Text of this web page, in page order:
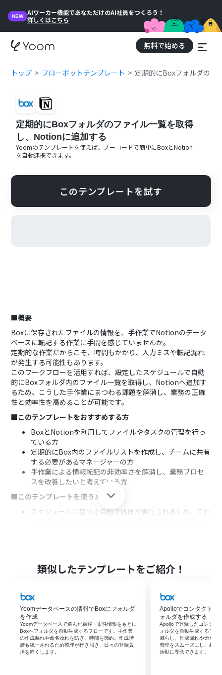
NEW
AIワーカー機能であなただけのAI社員をつくろう！
詳しくはこちら
無料で始める
トップ フローボットテンプレート 定期的にBoxフォルダのフ
定期的にBoxフォルダのファイル一覧を取得
し、Notionに追加する
Yoomのテンプレートを使えば、ノーコードで簡単にBoxとNotion
を自動連携できます。
このテンプレートを試す
■概要
Boxに保存されたファイルの情報を、手作業でNotionのデータ
ベースに転記する作業に手間を感じていませんか。
定期的な作業だからこそ、時間もかかり、入力ミスや転記漏れ
が発生する可能性もあります。
このワークフローを活用すれば、設定したスケジュールで自動
的にBoxフォルダ内のファイル一覧を取得し、Notionへ追加す
るため、こうした手作業にまつわる課題を解消し、業務の正確
性と効率性を高めることが可能です。
■このテンプレートをおすすめする方
BoxとNotionを利用してファイルやタスクの管理を行っ
ている方
定期的にBox内のファイルリストを作成し、チームに共有
する必要があるマネージャーの方
手作業による情報転記の非効率さを解消し、業務プロセ
スを改善したいと考えている方
■このテンプレートを使うメリット
スケジュールに基づき自動で処理が実行されるため、これ
■フローボットの流れ
はじめに、BoxとNotionをYoomと連携します。
次に、トリガーでスケジュールトリガーを選択し、フロー
ボットを実行したい日時や頻度を設定します。
次に、オペレーションでBoxの「フォルダ内の項目のリス
トを取得」アクションを選択し、対象フォルダを指定しま
す。
続いて、繰り返し処理機能を設定し、取得したファイル情
類似したテンプレートをご紹介！
Yoomデータベースの情報でBoxにフォルダ
を作成
Yoomデータベースで選んだ顧客・案件情報をもとに
Boxへフォルダを自動生成するフローです。手作業
の作成漏れや命名ゆれを防ぎ、時間を節約。作成階
層も統一されるため整理が行き届き、日々の登録負
担を軽くします。
Apolloでコンタクトが
ォルダを作成する
Apolloで登録したコンタク
ォルダを自動生成するフロ
減らし、作成漏れや命名ミ
管理をスムーズにし、担当
活動に専念できます。